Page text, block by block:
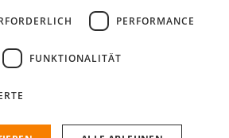
haben, können Sie ein Unternehmensprofil
finden.
PERFORMANCE
FUNKTIONALITÄT